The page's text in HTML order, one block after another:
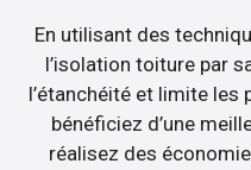
En utilisant des
l’isolation toiture par
l’étanchéité et limite les
bénéficiez d’une
réalisez des